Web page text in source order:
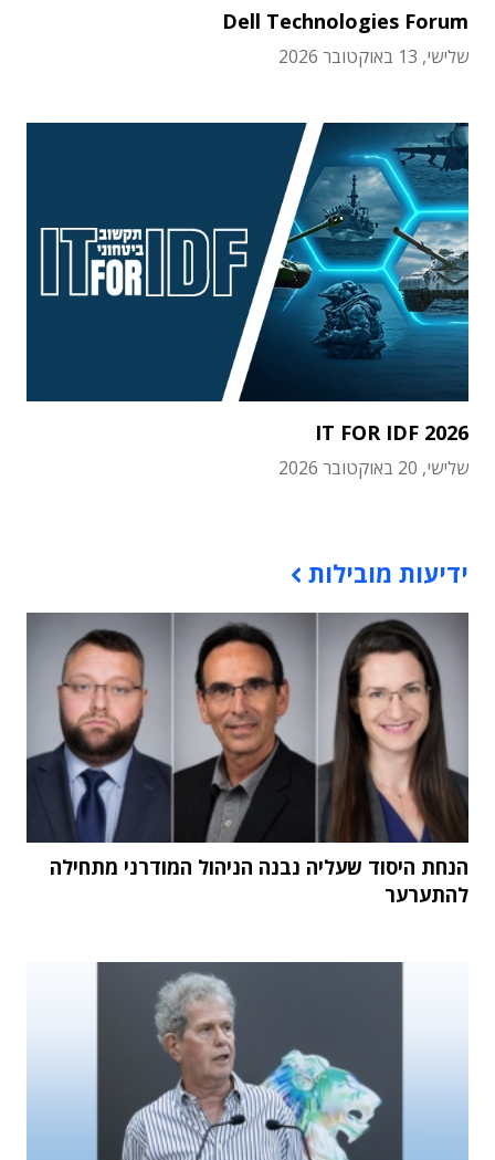
Dell Technologies Forum
שלישי, 13 באוקטובר 2026
IT FOR IDF 2026
שלישי, 20 באוקטובר 2026
ידיעות מובילות
הנחת היסוד שעליה נבנה הניהול המודרני מתחילה
להתערער